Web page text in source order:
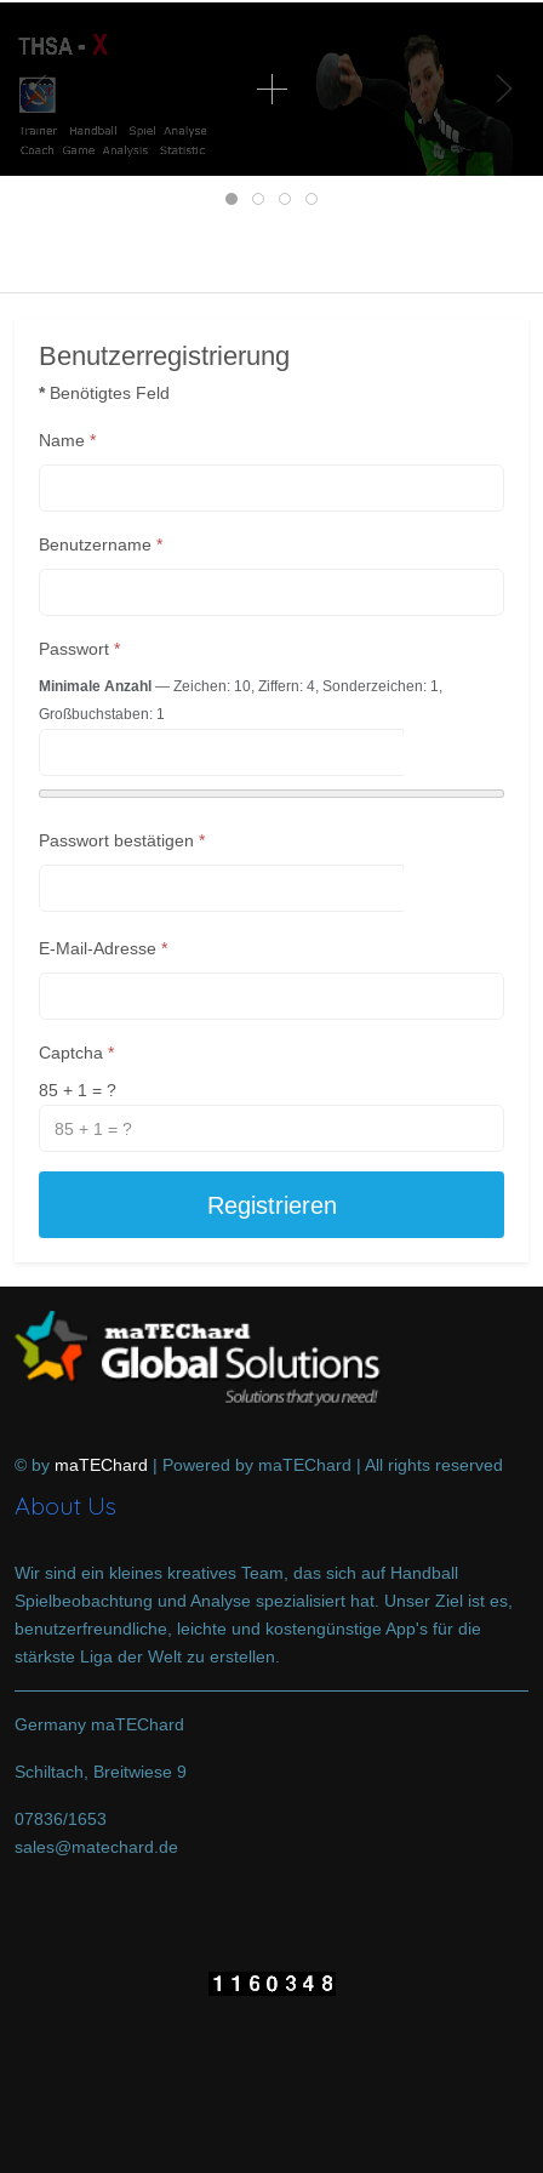
Benutzerregistrierung
*Benötigtes Feld
Name *
Benutzername *
Passwort *
Minimale Anzahl — Zeichen: 10, Ziffern: 4, Sonderzeichen: 1,
Großbuchstaben: 1
Passwort bestätigen *
E-Mail-Adresse *
Captcha *
85 + 1 = ?
Registrieren
© by maTEChard | Powered by maTEChard | All rights reserved
About Us
Wir sind ein kleines kreatives Team, das sich auf Handball
Spielbeobachtung und Analyse spezialisiert hat. Unser Ziel ist es,
benutzerfreundliche, leichte und kostengünstige App's für die
stärkste Liga der Welt zu erstellen.
Germany maTEChard
Schiltach, Breitwiese 9
07836/1653
sales@matechard.de